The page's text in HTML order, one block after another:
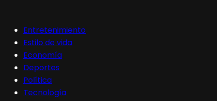
Entretenimiento
Estilo de vida
Economía
Deportes
Política
Tecnología